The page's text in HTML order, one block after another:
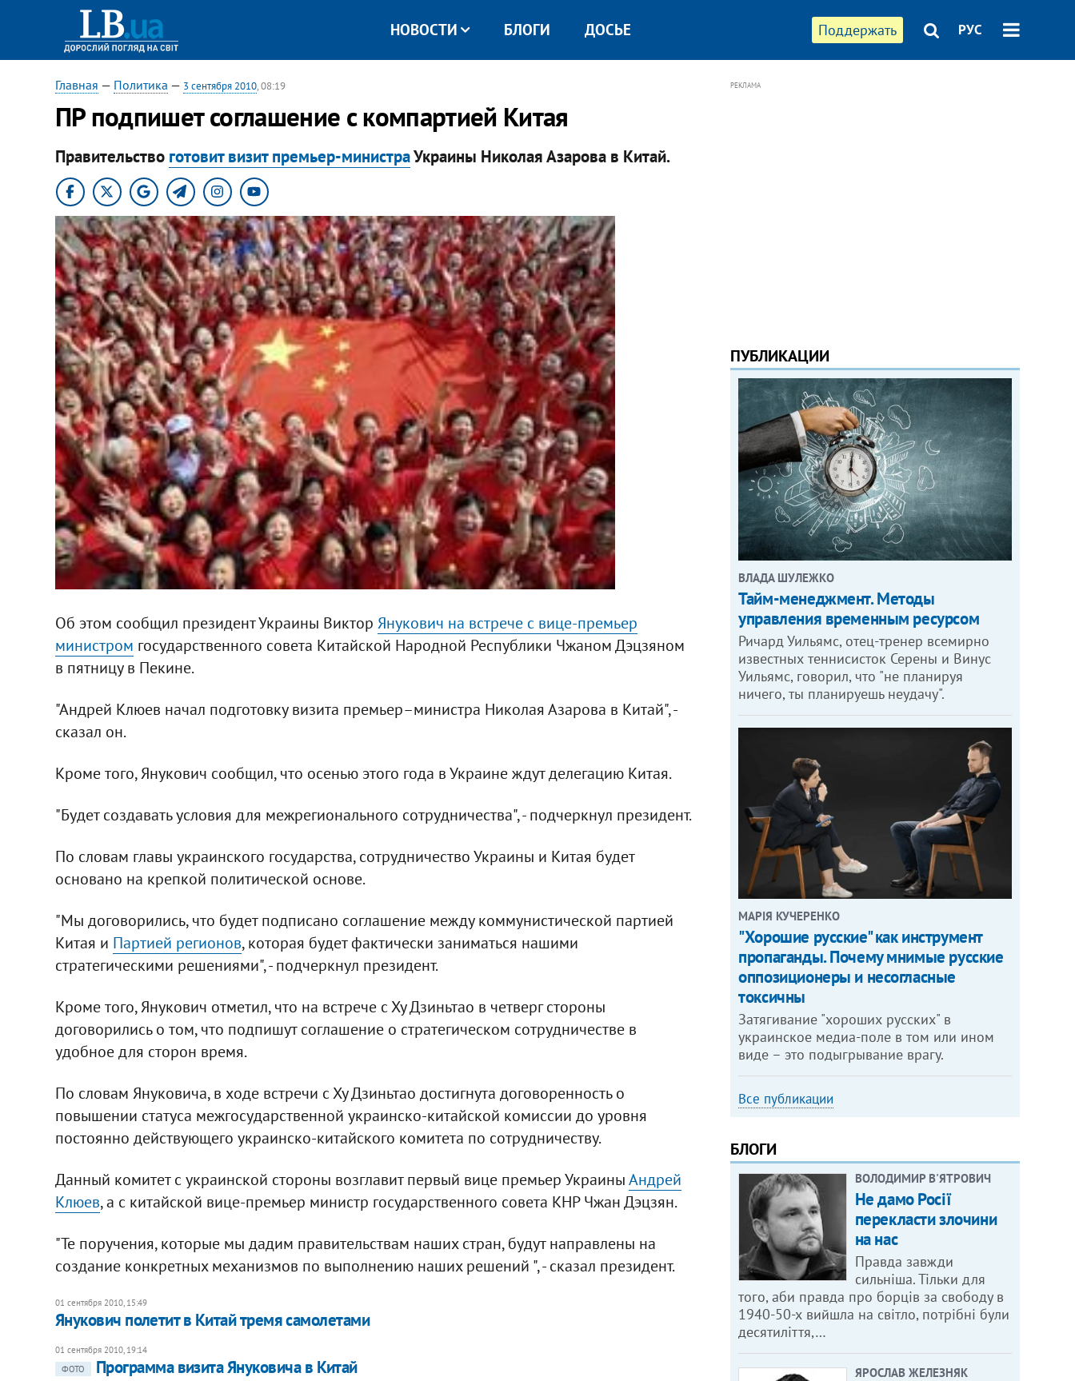
Поддержать РУС
НОВОСТИ БЛОГИ ДОСЬЕ
Главная — Политика — 3 сентября 2010, 08:19
ПР подпишет соглашение с компартией Китая
Правительство готовит визит премьер-министраУкраины Николая Азарова в Китай.
Об этом сообщил президент Украины Виктор Янукович на встрече с вице-премьер
министром государственного совета Китайской Народной Республики Чжаном Дэцзяном
в пятницу в Пекине.
"Андрей Клюев начал подготовку визита премьер–министра Николая Азарова в Китай", -
сказал он.
Кроме того, Янукович сообщил, что осенью этого года в Украине ждут делегацию Китая.
"Будет создавать условия для межрегионального сотрудничества", - подчеркнул президент.
По словам главы украинского государства, сотрудничество Украины и Китая будет
основано на крепкой политической основе.
"Мы договорились, что будет подписано соглашение между коммунистической партией
Китая и Партией регионов, которая будет фактически заниматься нашими
стратегическими решениями", - подчеркнул президент.
Кроме того, Янукович отметил, что на встрече с Ху Дзиньтао в четверг стороны
договорились о том, что подпишут соглашение о стратегическом сотрудничестве в
удобное для сторон время.
По словам Януковича, в ходе встречи с Ху Дзиньтао достигнута договоренность о
повышении статуса межгосударственной украинско-китайской комиссии до уровня
постоянно действующего украинско-китайского комитета по сотрудничеству.
Данный комитет с украинской стороны возглавит первый вице премьер УкраиныАндрей
Клюев, а с китайской вице-премьер министр государственного совета КНР Чжан Дэцзян.
"Те поручения, которые мы дадим правительствам наших стран, будут направлены на
создание конкретных механизмов по выполнению наших решений ", - сказал президент.​
01 сентября 2010, 15:49
Янукович полетит в Китай тремя самолетами
01 сентября 2010, 19:14
ФОТО
Программа визита Януковича в Китай
РЕКЛАМА
ПУБЛИКАЦИИ
ВЛАДА ШУЛЕЖКО
Тайм-менеджмент. Методы
управления временным ресурсом
Ричард Уильямс, отец-тренер всемирно
известных теннисисток Серены и Винус
Уильямс, говорил, что "не планируя
ничего, ты планируешь неудачу".
МАРІЯ КУЧЕРЕНКО
"Хорошие русские" как инструмент
пропаганды. Почему мнимые русские
оппозиционеры и несогласные
токсичны
Затягивание "хороших русских" в
украинское медиа-поле в том или ином
виде – это подыгрывание врагу.
Все публикации
БЛОГИ
ВОЛОДИМИР В'ЯТРОВИЧ
Не дамо Росії
перекласти злочини
на нас
Правда завжди
сильніша. Тільки для
того, аби правда про борців за свободу в
1940-50-х вийшла на світло, потрібні були
десятиліття,…
ЯРОСЛАВ ЖЕЛЕЗНЯК